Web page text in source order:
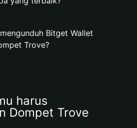
Bitget Wallet
Trove?
harus
Dompet Trove